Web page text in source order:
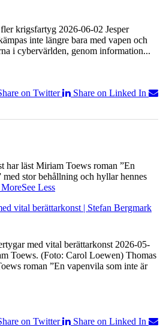
krigsfartyg 2026-06-02 Jesper
inte längre bara med vapen och
i cybervärlden, genom information...
on Twitter
Share on Linked In
har läst Miriam Toews roman ”En
stor behållning och hyllar hennes
MoreSee Less
vital berättarkonst | Stefan Bergmark
med vital berättarkonst 2026-05-
Toews. (Foto: Carol Loewen) Thomas
roman ”En vapenvila som inte är
on Twitter
Share on Linked In